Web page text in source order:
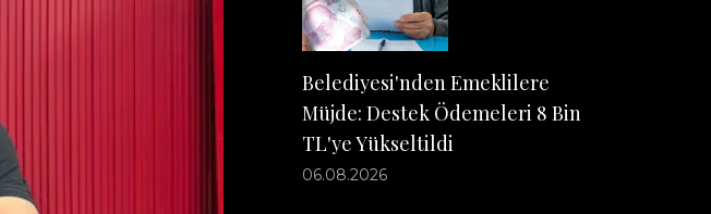
Belediyesi'nden Emeklilere
Müjde: Destek Ödemeleri 8 Bin
TL'ye Yükseltildi
06.08.2026